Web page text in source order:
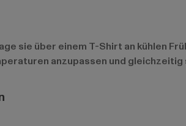
sie über einem T-Shirt an kühlen
anzupassen und gleichzeitig